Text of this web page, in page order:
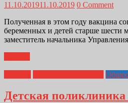
11.10.201911.10.2019 0 Comment
Полученная в этом году вакцина
беременных и детей старше шести
заместитель начальника Управления
Детская поликлиника